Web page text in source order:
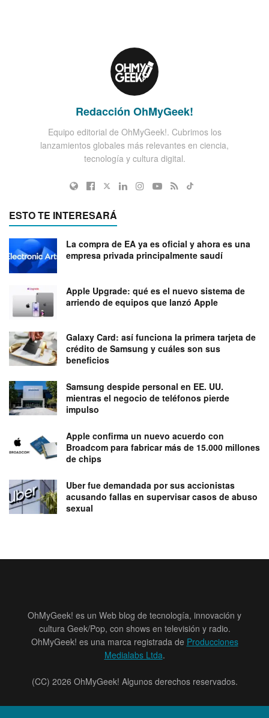
Redacción OhMyGeek!
Equipo editorial de OhMyGeek!. Cubrimos los
lanzamientos globales más relevantes en ciencia,
tecnología y cultura digital.
ESTO TE INTERESARÁ
La compra de EA ya es oficial y ahora es una
empresa privada principalmente saudí
Apple Upgrade: qué es el nuevo sistema de
arriendo de equipos que lanzó Apple
Galaxy Card: así funciona la primera tarjeta de
crédito de Samsung y cuáles son sus
beneficios
Samsung despide personal en EE. UU.
mientras el negocio de teléfonos pierde
impulso
Apple confirma un nuevo acuerdo con
Broadcom para fabricar más de 15.000 millones
de chips
Uber fue demandada por sus accionistas
acusando fallas en supervisar casos de abuso
sexual
OhMyGeek! es un Web blog de tecnología, innovación y
cultura Geek/Pop, con shows en televisión y radio.
OhMyGeek! es una marca registrada de Producciones
Medialabs Ltda.
(CC) 2026 OhMyGeek! Algunos derechos reservados.